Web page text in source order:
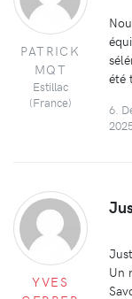
PATRICK
MQT
Estillac
(France)
été
6.
YVES
Un